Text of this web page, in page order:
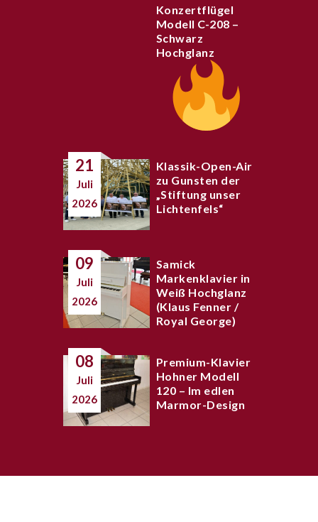
Konzertflügel
Modell C-208 –
Schwarz
Hochglanz
21
Juli
2026
Klassik-Open-Air
zu Gunsten der
„Stiftung unser
Lichtenfels“
09
Juli
2026
Samick
Markenklavier in
Weiß Hochglanz
(Klaus Fenner /
Royal George)
08
Juli
2026
Premium-Klavier
Hohner Modell
120 – Im edlen
Marmor-Design